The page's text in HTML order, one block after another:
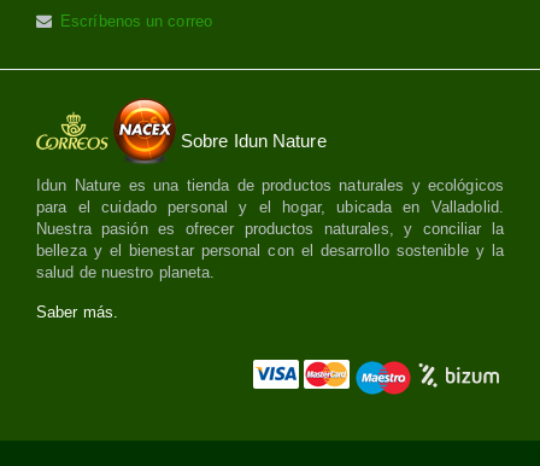
Escríbenos un correo
Sobre Idun Nature
Idun Nature es una tienda de productos naturales y ecológicos
para el cuidado personal y el hogar, ubicada en Valladolid.
Nuestra pasión es ofrecer productos naturales, y conciliar la
belleza y el bienestar personal con el desarrollo sostenible y la
salud de nuestro planeta.
Saber más.